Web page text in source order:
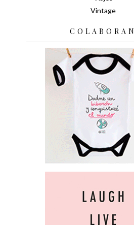
Vintage
COLABORAN